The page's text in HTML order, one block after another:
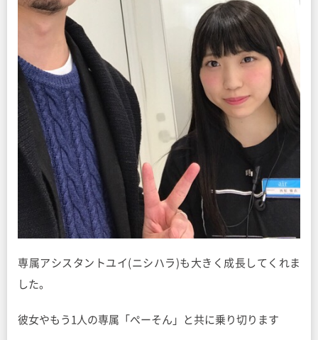
専属アシスタントユイ(ニシハラ)も大きく成長してくれま
した。
彼女やもう1人の専属「ぺーそん」と共に乗り切ります